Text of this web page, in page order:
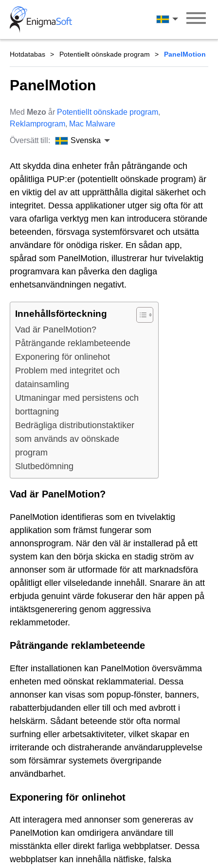
Skip
content
Svenska
Hotdatabas Potentiellt oönskade program PanelMotion
PanelMotion
Med Mezo år Potentiellt oönskade program,
Reklamprogram, Mac Malware
Översätt till:
Svenska
Att skydda dina enheter från påträngande och
opålitliga PUP:er (potentiellt oönskade program) är
en viktig del av att upprätthålla digital säkerhet och
integritet. Dessa applikationer utger sig ofta för att
vara ofarliga verktyg men kan introducera störande
beteenden, försvaga systemförsvaret och utsätta
användare för onödiga risker. En sådan app,
spårad som PanelMotion, illustrerar hur tvivelaktig
programvara kan påverka den dagliga
enhetsanvändningen negativt.
Innehållsförteckning
Vad är PanelMotion?
Påträngande reklambeteende
Exponering för onlinehot
Problem med integritet och
datainsamling
Utmaningar med persistens och
borttagning
Bedrägliga distributionstaktiker
som används av oönskade
program
Slutbedömning
Vad är PanelMotion?
PanelMotion identifieras som en tvivelaktig
applikation som främst fungerar som
annonsprogram. När den väl är installerad på ett
system kan den börja skicka en stadig ström av
annonser som är utformade för att marknadsföra
opålitligt eller vilseledande innehåll. Snarare än att
erbjuda genuint värde fokuserar den här appen på
intäktsgenerering genom aggressiva
reklammetoder.
Påträngande reklambeteende
Efter installationen kan PanelMotion översvämma
enheten med oönskat reklammaterial. Dessa
annonser kan visas som popup-fönster, banners,
rabatterbjudanden eller till och med avbrott i
helskärm. Sådant beteende stör ofta normal
surfning eller arbetsaktiviteter, vilket skapar en
irriterande och distraherande användarupplevelse
som försämrar systemets övergripande
användbarhet.
Exponering för onlinehot
Att interagera med annonser som genereras av
PanelMotion kan omdirigera användare till
misstänkta eller direkt farliga webbplatser. Dessa
webbplatser kan innehålla nätfiske, falska